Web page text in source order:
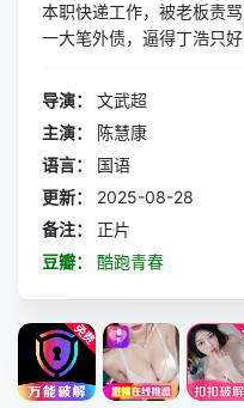
本职快递工作，被老板责
一大笔外债，逼得丁浩只
丁磊和丁浩的关系，为了
升的计划后，告诉了叶小
起欺骗自己，找到丁浩，
让张升放松了警惕，最终
导演：
文武超
主演：
陈慧康
语言：
国语
更新：
2025-08-28
备注：
正片
豆瓣：
酷跑青春